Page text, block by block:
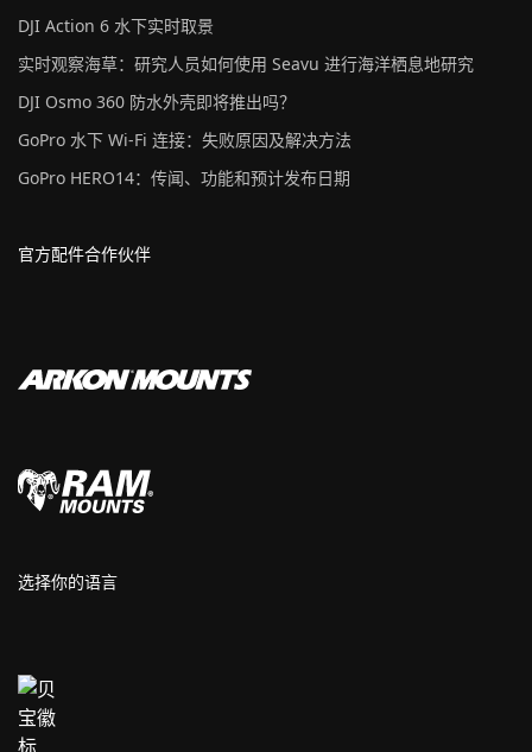
DJI Action 6 水下实时取景
实时观察海草：研究人员如何使用 Seavu 进行海洋栖息地研究
DJI Osmo 360 防水外壳即将推出吗？
GoPro 水下 Wi-Fi 连接：失败原因及解决方法
GoPro HERO14：传闻、功能和预计发布日期
官方配件合作伙伴
选择你的语言